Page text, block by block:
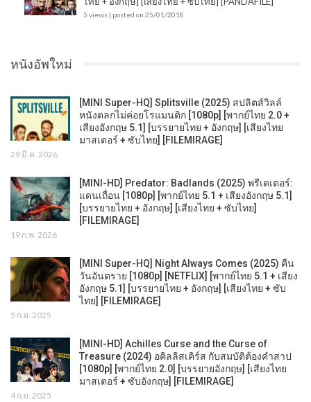
5 views | posted on 25/01/2018
หนังอัพใหม่
[MINI Super-HQ] Splitsville (2025) สปลิตส์วิลล์
หนังตลกไม่ค่อยโรแมนติก [1080p] [พากย์ไทย 2.0 +
เสียงอังกฤษ 5.1] [บรรยายไทย + อังกฤษ] [เสียงไทย
มาสเตอร์ + ซับไทย] [FILEMIRAGE]
29 มี.ค. 2026
[MINI-HD] Predator: Badlands (2025) พรีเดเตอร์:
แดนเถื่อน [1080p] [พากย์ไทย 5.1 + เสียงอังกฤษ 5.1]
[บรรยายไทย + อังกฤษ] [เสียงไทย + ซับไทย]
[FILEMIRAGE]
19 ก.พ. 2026
[MINI Super-HQ] Night Always Comes (2025) คืน
วันอันตราย [1080p] [NETFLIX] [พากย์ไทย 5.1 + เสียง
อังกฤษ 5.1] [บรรยายไทย + อังกฤษ] [เสียงไทย + ซับ
ไทย] [FILEMIRAGE]
5 ก.ย. 2025
[MINI-HD] Achilles Curse and the Curse of
Treasure (2024) อคิลลิสเคิร์ส กับสมบัติต้องคำสาป
[1080p] [พากย์ไทย 2.0] [บรรยายอังกฤษ] [เสียงไทย
มาสเตอร์ + ซับอังกฤษ] [FILEMIRAGE]
4 ก.ย. 2025